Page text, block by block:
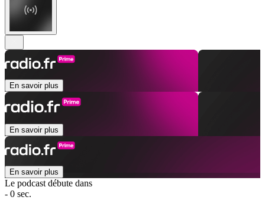
En savoir plus
En savoir plus
En savoir plus
Le podcast débute dans
- 0 sec.